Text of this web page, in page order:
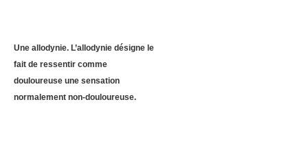
Une allodynie. L’allodynie désigne le
fait de ressentir comme
douloureuse une sensation
normalement non-douloureuse.